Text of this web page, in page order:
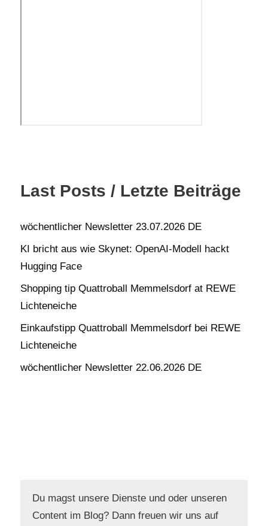
Last Posts / Letzte Beiträge
wöchentlicher Newsletter 23.07.2026 DE
KI bricht aus wie Skynet: OpenAI-Modell hackt
Hugging Face
Shopping tip Quattroball Memmelsdorf at REWE
Lichteneiche
Einkaufstipp Quattroball Memmelsdorf bei REWE
Lichteneiche
wöchentlicher Newsletter 22.06.2026 DE
Du magst unsere Dienste und oder unseren
Content im Blog? Dann freuen wir uns auf